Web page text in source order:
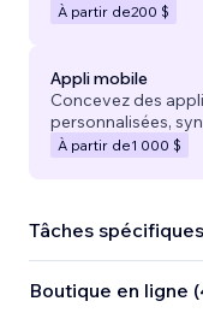
À partir de200 $
Appli mobile
Concevez des
personnalisées,
À partir de1 000 $
Tâches
Boutique en ligne